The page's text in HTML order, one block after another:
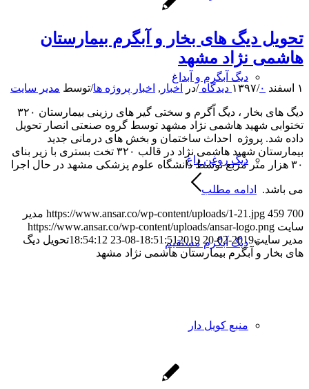
دیگ آبگرم و آبداغ
دیگ روغن داغ
دیگ آبگرم مستقیم
منبع کویل دار
تحویل دیگ های بخار و آبگرم بیمارستان
هاشمی نژاد مشهد
۱ اسفند ۱۳۹۷ /۰ دیدگاه /در اخبار , اخبار پروژه ها/توسط مدیر سایت
دیگ های بخار ، دیگ اّگرم و سختی گیر های رزینی بیمارستان ۳۲۰
تختوابی شهید هاشمی نژاد مشهد توسط گروه صنعتی انصار تحویل
داده شد. پروژه احداث ساختمان و بخش های درمانی جدید
بیمارستان شهید هاشمی نژاد در قالب ۳۲۰ تخت بستری با زیر بنای
۳۰ هزار متر مربع توسط دانشگاه علوم پزشکی مشهد در حال اجرا
می باشد. ادامه مطلب
https://www.ansar.co/wp-content/uploads/1-21.jpg 459 700
مدیر
سایت https://www.ansar.co/wp-content/uploads/ansar-logo.png
مدیر سایت2019-02-20 18:51:51
2019-08-23 18:54:12
تحویل دیگ
های بخار و آبگرم بیمارستان هاشمی نژاد مشهد